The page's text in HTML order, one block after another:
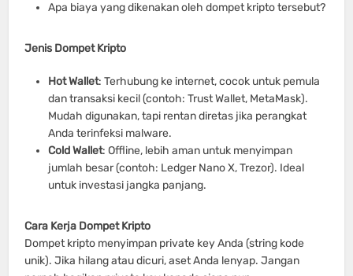
Apa biaya yang dikenakan oleh dompet kripto tersebut?
Jenis Dompet Kripto
Hot Wallet: Terhubung ke internet, cocok untuk pemula
dan transaksi kecil (contoh: Trust Wallet, MetaMask).
Mudah digunakan, tapi rentan diretas jika perangkat
Anda terinfeksi malware.
Cold Wallet: Offline, lebih aman untuk menyimpan
jumlah besar (contoh: Ledger Nano X, Trezor). Ideal
untuk investasi jangka panjang.
Cara Kerja Dompet Kripto
Dompet kripto menyimpan private key Anda (string kode
unik). Jika hilang atau dicuri, aset Anda lenyap. Jangan